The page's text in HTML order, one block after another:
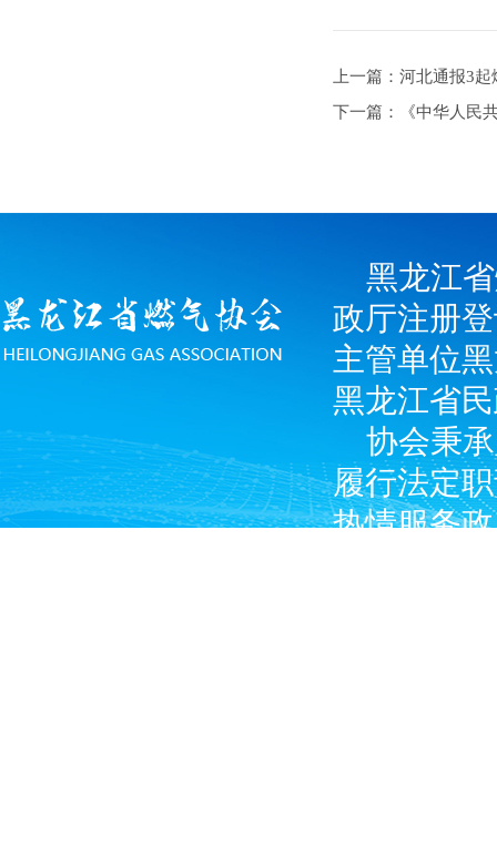
上一篇：河北通报3
下一篇：《中华人民
黑龙江
政厅注册
主管单位
黑龙江省
协会秉
履行法定
热情服务